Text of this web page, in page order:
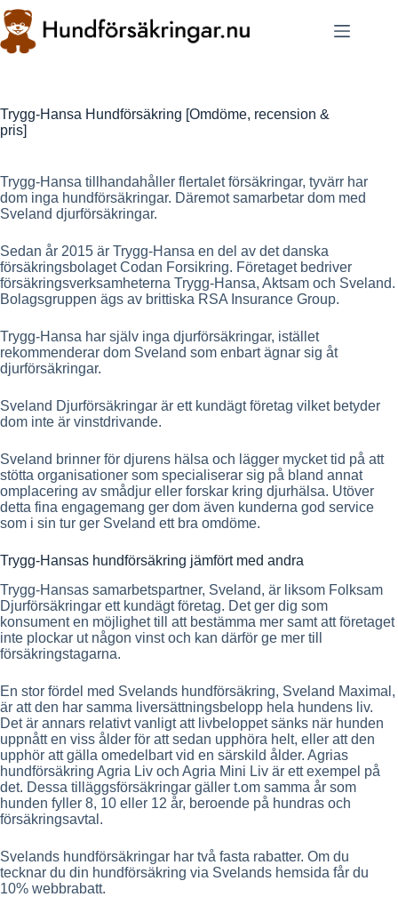
Skip
to
content
Trygg-Hansa Hundförsäkring [Omdöme, recension &
pris]
Trygg-Hansa tillhandahåller flertalet försäkringar, tyvärr har
dom inga hundförsäkringar. Däremot samarbetar dom med
Sveland djurförsäkringar.
Sedan år 2015 är Trygg-Hansa en del av det danska
försäkringsbolaget Codan Forsikring. Företaget bedriver
försäkringsverksamheterna Trygg-Hansa, Aktsam och Sveland.
Bolagsgruppen ägs av brittiska RSA Insurance Group.
Trygg-Hansa har själv inga djurförsäkringar, istället
rekommenderar dom Sveland som enbart ägnar sig åt
djurförsäkringar.
Sveland Djurförsäkringar är ett kundägt företag vilket betyder
dom inte är vinstdrivande.
Sveland brinner för djurens hälsa och lägger mycket tid på att
stötta organisationer som specialiserar sig på bland annat
omplacering av smådjur eller forskar kring djurhälsa. Utöver
detta fina engagemang ger dom även kunderna god service
som i sin tur ger Sveland ett bra omdöme.
Trygg-Hansas hundförsäkring jämfört med andra
Trygg-Hansas samarbetspartner, Sveland, är liksom Folksam
Djurförsäkringar ett kundägt företag. Det ger dig som
konsument en möjlighet till att bestämma mer samt att företaget
inte plockar ut någon vinst och kan därför ge mer till
försäkringstagarna.
En stor fördel med Svelands hundförsäkring, Sveland Maximal,
är att den har samma liversättningsbelopp hela hundens liv.
Det är annars relativt vanligt att livbeloppet sänks när hunden
uppnått en viss ålder för att sedan upphöra helt, eller att den
upphör att gälla omedelbart vid en särskild ålder. Agrias
hundförsäkring Agria Liv och Agria Mini Liv är ett exempel på
det. Dessa tilläggsförsäkringar gäller t.om samma år som
hunden fyller 8, 10 eller 12 år, beroende på hundras och
försäkringsavtal.
Svelands hundförsäkringar har två fasta rabatter. Om du
tecknar du din hundförsäkring via Svelands hemsida får du
10% webbrabatt.